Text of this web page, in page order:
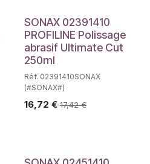
SONAX 02391410
PROFILINE Polissage
abrasif Ultimate Cut
250ml
Réf. 02391410SONAX
(#SONAX#)
16,72 € 17,42€